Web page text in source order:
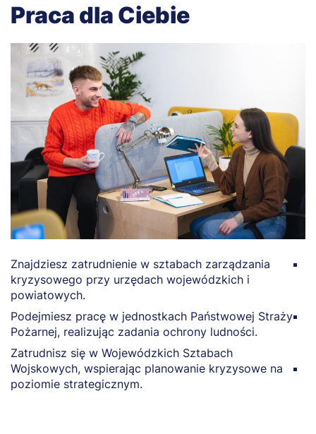
Praca dla Ciebie
Znajdziesz zatrudnienie w sztabach zarządzania
kryzysowego przy urzędach wojewódzkich i
powiatowych.
Podejmiesz pracę w jednostkach Państwowej Straży
Pożarnej, realizując zadania ochrony ludności.
Zatrudnisz się w Wojewódzkich Sztabach
Wojskowych, wspierając planowanie kryzysowe na
poziomie strategicznym.